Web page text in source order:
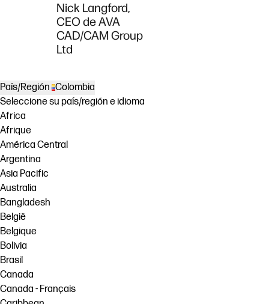
Nick Langford,
CEO de AVA
CAD/CAM Group
Ltd
País/Región Colombia
Seleccione su país/región e idioma
Africa
Afrique
América Central
Argentina
Asia Pacific
Australia
Bangladesh
België
Belgique
Bolivia
Brasil
Canada
Canada - Français